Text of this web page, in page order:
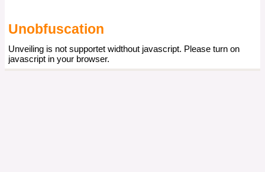
Hauptnavigation
Unobfuscation
Unveiling is not supportet widthout javascript. Please turn on
javascript in your browser.